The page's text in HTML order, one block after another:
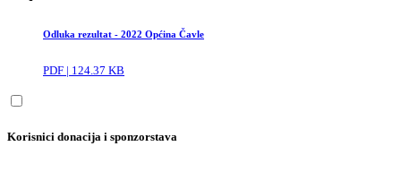
Odluka rezultat - 2022 Općina Čavle
PDF | 124.37 KB
Korisnici donacija i sponzorstava